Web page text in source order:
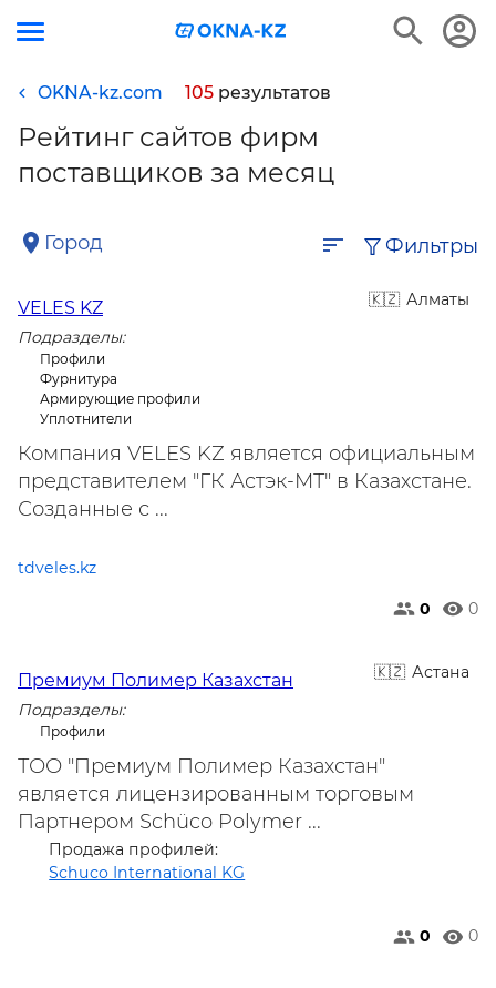
OKNA-kz.com 105 результатов
Рейтинг сайтов фирм
поставщиков за месяц
Город Фильтры
Алматы
VELES KZ
Подразделы:
Профили
Фурнитура
Армирующие профили
Уплотнители
Компания VELES KZ является официальным
представителем "ГК Астэк-МТ" в Казахстане.
Созданные с ...
tdveles.kz
0 0
Астана
Премиум Полимер Казахстан
Подразделы:
Профили
ТОО "Премиум Полимер Казахстан"
является лицензированным торговым
Партнером Schüco Polymer ...
Продажа профилей:
Schuco International KG
0 0